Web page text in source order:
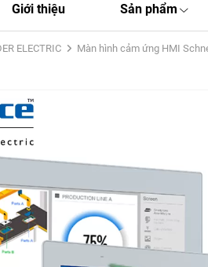
Giới thiệu Sản phẩm
ELECTRIC Màn hình cảm ứng HMI